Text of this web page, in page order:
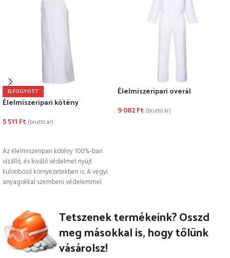
ELFOGYOTT
Élelmiszeripari kötény
5 511 Ft (bruttó ár)
Az élelmiszeripari kötény 100%-ban
vízálló, és kiváló védelmet nyújt
különböző környezetekben is. A vegyi
anyagokkal szembeni védelemmel
Élelmiszeripari overál
9 082Ft (bruttó ár)
Tetszenek termékeink? Osszd
meg másokkal is, hogy tőlünk
vásárolsz!